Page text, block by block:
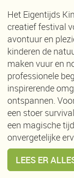
Het Eigentijds
creatief festival
avontuur en
kinderen de
maken vuur en
professionele
inspirerende
ontspannen.
een stoer
een magische
onvergetelijke
LEES ER